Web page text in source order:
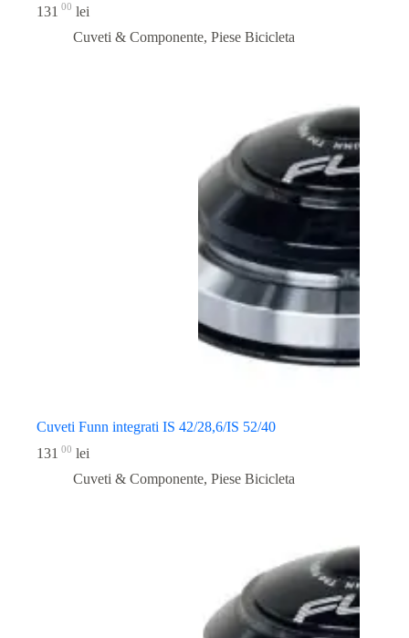
131 00 lei
Cuveti & Componente, Piese Bicicleta
Cuveti Funn integrati IS 42/28,6/IS 52/40
131 00 lei
Cuveti & Componente, Piese Bicicleta